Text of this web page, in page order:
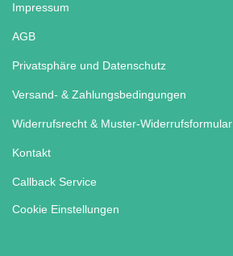
Impressum
AGB
Privatsphäre und Datenschutz
Versand- & Zahlungsbedingungen
Widerrufsrecht & Muster-Widerrufsformular
Kontakt
Callback Service
Cookie Einstellungen